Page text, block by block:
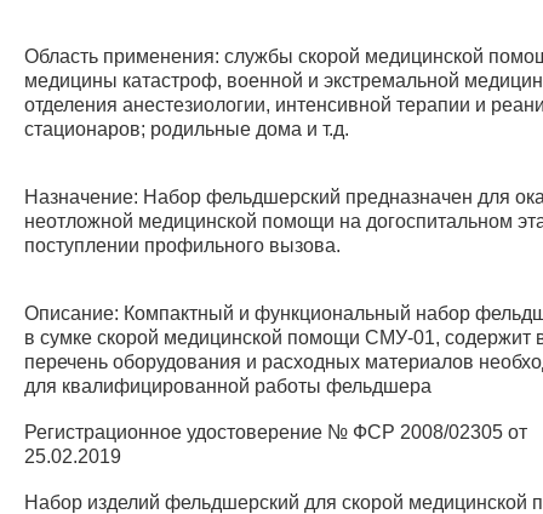
Область применения: службы скорой медицинской
медицины катастроф, военной и экстремальной
отделения анестезиологии, интенсивной терапии и
стационаров; родильные дома и т.д.
Назначение: Набор фельдшерский предназначен для
неотложной медицинской помощи на догоспитальном
поступлении профильного вызова.
Описание: Компактный и функциональный набор
в сумке скорой медицинской помощи СМУ-01, содержит
перечень оборудования и расходных материалов
для квалифицированной работы фельдшера
Регистрационное удостоверение № ФСР 2008/02305 от
25.02.2019
Набор изделий фельдшерский для скорой медицинской